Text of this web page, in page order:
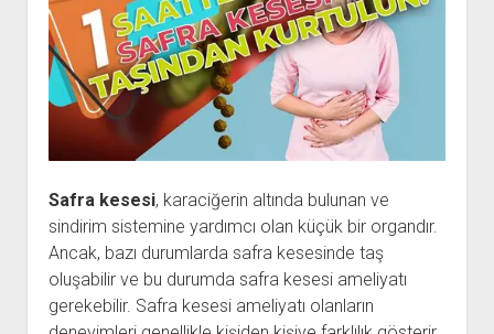
Safra kesesi, karaciğerin altında bulunan ve
sindirim sistemine yardımcı olan küçük bir organdır.
Ancak, bazı durumlarda safra kesesinde taş
oluşabilir ve bu durumda safra kesesi ameliyatı
gerekebilir. Safra kesesi ameliyatı olanların